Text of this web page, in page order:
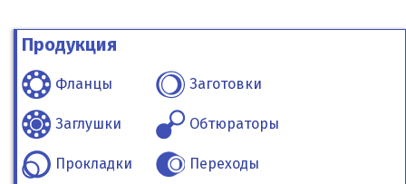
Продукция
Фланцы Заготовки
Заглушки Обтюраторы
Прокладки Переходы